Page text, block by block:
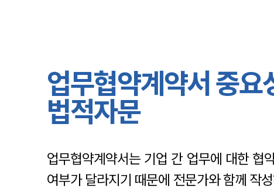
업무협약계약서 중요
법적자문
업무협약계약서는 기업 간 업무에 대한 협
여부가 달라지기 때문에 전문가와 함께 작